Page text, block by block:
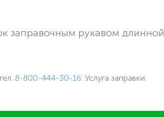
заправочным рукавом длинной
8-800-444-30-16. Услуга заправки